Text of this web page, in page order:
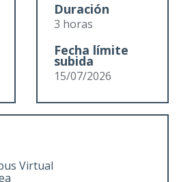
Duración
3 horas
Fecha límite
subida
15/07/2026
Virtual